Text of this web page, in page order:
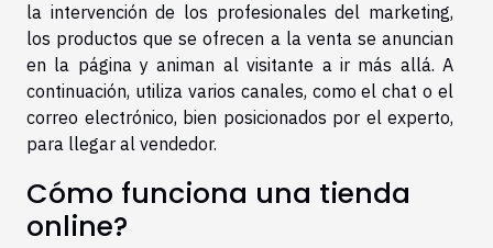
la intervención de los profesionales del marketing,
los productos que se ofrecen a la venta se anuncian
en la página y animan al visitante a ir más allá. A
continuación, utiliza varios canales, como el chat o el
correo electrónico, bien posicionados por el experto,
para llegar al vendedor.
Cómo funciona una tienda
online?